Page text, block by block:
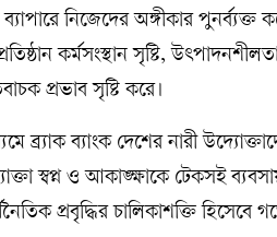
নিজেদের অঙ্গীকার পুনর্ব্যক্ত
কর্মসংস্থান সৃষ্টি,
প্রভাব সৃষ্টি করে।
ব্র্যাক ব্যাংক দেশের নারী
স্বপ্ন ও আকাঙ্ক্ষাকে টেকসই
প্রবৃদ্ধির চালিকাশক্তি হিসেবে